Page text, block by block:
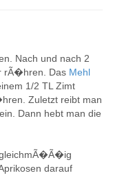
Nach und nach 2
rÃ�hren. Das Mehl
1/2 TL Zimt
Zuletzt reibt man
Dann hebt man die
darauf